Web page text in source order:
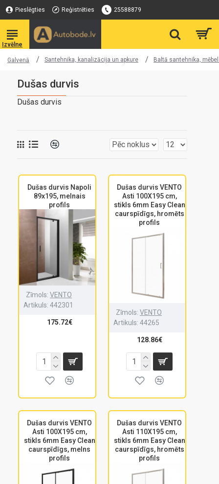
Pieslēgties Reģistrēties 25588879
Galvenā Santehnika, kanalizācija un apkure Baltā santehnika,
Dušas durvis
Dušas durvis
Dušas durvis Napoli
89x195, melnais
profils
Zīmols: VENTO
Artikuls: 442301
175.72€
Dušas durvis VENTO
Asti 100X195 cm,
stikls 6mm Easy Clean
caurspīdīgs, hromēts
profils
Zīmols: VENTO
Artikuls: 44265
128.86€
Dušas durvis VENTO
Asti 100X195 cm,
stikls 6mm Easy Clean
caurspīdīgs, melns
profils
Dušas durvis VENTO
Asti 110X195 cm,
stikls 6mm Easy Clean
caurspīdīgs, hromēts
profils